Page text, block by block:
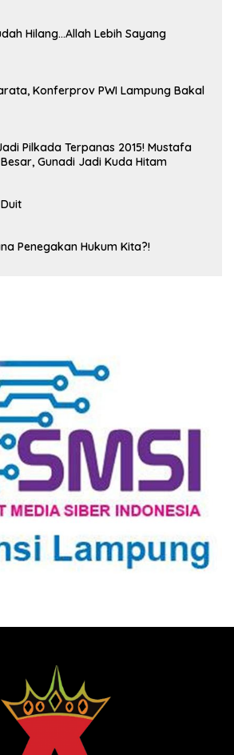
Hilang…Allah Lebih Sayang
Konferprov PWI Lampung Bakal
Pilkada Terpanas 2015! Mustafa
Gunadi Jadi Kuda Hitam
Penegakan Hukum Kita?!